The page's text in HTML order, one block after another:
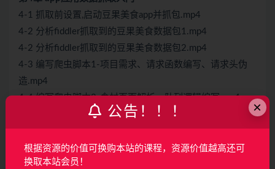
4-1 抓取前设置,启动豆果美食app并抓包.mp4
4-2 分析fiddler抓取到的豆果美食数据包1.mp4
4-2 分析fiddler抓取到的豆果美食数据包2.mp4
4-3 编写爬虫脚本1-项目需求、请求函数编写、请求头伪
造.mp4
4-4 编写爬虫脚本2-食材页面解析、队列逻辑编写.mp4
4-5 编写爬虫脚本3-获取菜谱列表数据逻辑编写.mp4
4-6 编写爬虫脚本4-详情页数据抓取逻辑编写.mp4
4-7 编写爬虫脚本5-数据入库逻辑编写.mp4
4-8 编写爬虫脚本6-多线程逻辑编写.mp4
×
公告！！！
根据资源的价值可换购本站的课程，资源价值越高还可
换取本站会员！